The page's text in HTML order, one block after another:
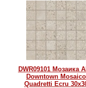
DWR09101 Мозаика
Downtown Mosaico
Quadretti Ecru